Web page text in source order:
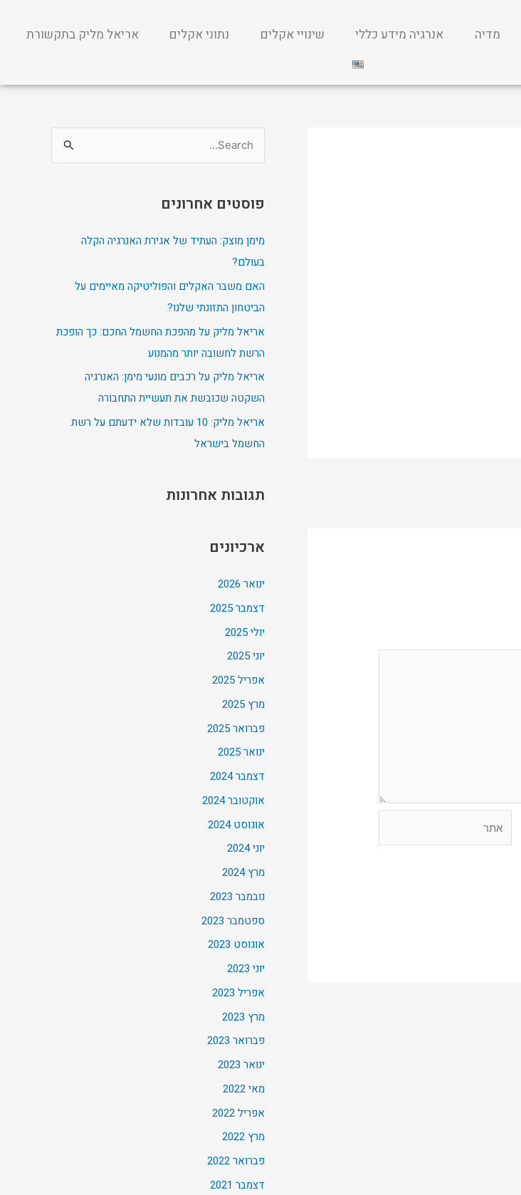
מדיה אנרגיה מידע כללי שינויי אקלים נתוני אקלים אריאל מליק בתקשורת
r
:
פוסטים אחרונים
מימן מוצק: העתיד של אגירת האנרגיה הקלה
בעולם?
האם משבר האקלים והפוליטיקה מאיימים על
הביטחון התזונתי שלנו?
אריאל מליק על מהפכת החשמל החכם: כך הופכת
הרשת לחשובה יותר מהמנוע
אריאל מליק על רכבים מונעי מימן: האנרגיה
השקטה שכובשת את תעשיית התחבורה
אריאל מליק: 10 עובדות שלא ידעתם על רשת
החשמל בישראל
תגובות אחרונות
ארכיונים
ינואר 2026
דצמבר 2025
יולי 2025
יוני 2025
אפריל 2025
מרץ 2025
פברואר 2025
ינואר 2025
דצמבר 2024
אוקטובר 2024
אוגוסט 2024
יוני 2024
מרץ 2024
נובמבר 2023
ספטמבר 2023
אוגוסט 2023
יוני 2023
אפריל 2023
מרץ 2023
פברואר 2023
ינואר 2023
מאי 2022
אפריל 2022
מרץ 2022
פברואר 2022
דצמבר 2021